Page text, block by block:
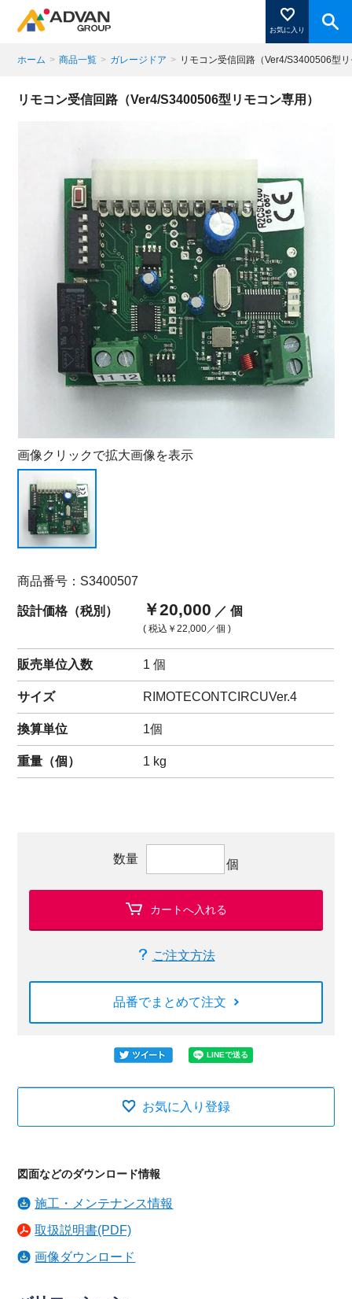
お気に入り
商品ページにある「お気に入り登録」を押すと登録した
閉じる
ホーム > 商品一覧 > ガレージドア > リモコン受信回路（Ver4/S3400506型
リモコン受信回路（Ver4/S3400506型リモコン専用）
画像クリックで拡大画像を表示
商品番号：S3400507
設計価格（税別） ￥20,000 ／ 個
( 税込 ￥22,000／個 )
販売単位入数 1 個
サイズ RIMOTECONTCIRCUVer.4
換算単位 1個
重量（個 ） 1 kg
数量 個
カートへ入れる
ご注文方法
品番でまとめて注文
お気に入り登録
図面などのダウンロード情報
施工・メンテナンス情報
取扱説明書(PDF)
画像ダウンロード